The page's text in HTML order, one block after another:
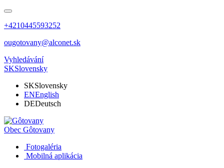
+4210445593252
ougotovany@alconet.sk
Vyhledávání
SKSlovensky
SKSlovensky
ENEnglish
DEDeutsch
Obec Gôtovany
Fotogaléria
Mobilná aplikácia